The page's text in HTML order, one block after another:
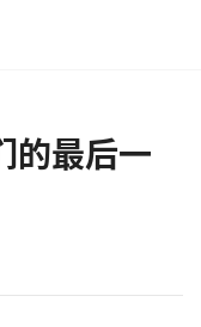
最后一